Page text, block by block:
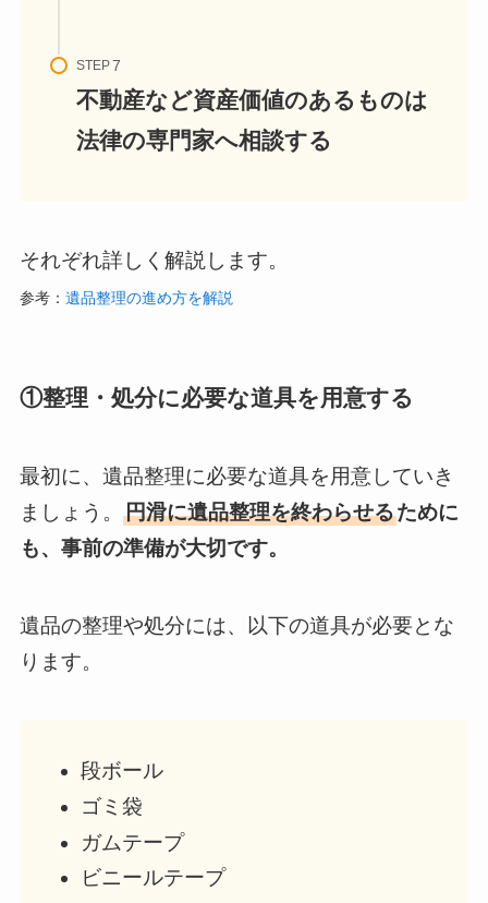
STEP
不動産など資産価値のあるものは
法律の専門家へ相談する
それぞれ詳しく解説します。
参考： 遺品整理の進め方を解説
①整理・処分に必要な道具を用意する
最初に、遺品整理に必要な道具を用意していき
ましょう。 円滑に遺品整理を終わらせるために
も、事前の準備が大切です。
遺品の整理や処分には、以下の道具が必要とな
ります。
段ボール
ゴミ袋
ガムテープ
ビニールテープ